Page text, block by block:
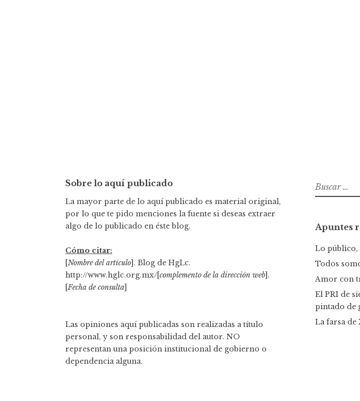
Sobre lo aquí publicado
La mayor parte de lo aquí publicado es material original,
por lo que te pido menciones la fuente si deseas extraer
algo de lo publicado en éste blog.
Cómo citar:
[Nombre del artículo]. Blog de HgLc.
http://www.hglc.org.mx/[complemento de la dirección web].
[Fecha de consulta]
Las opiniones aquí publicadas son realizadas a título
personal, y son responsabilidad del autor. NO
representan una posición institucional de gobierno o
dependencia alguna.
B
u
a
r
Apuntes
Lo
Todos
Amor con
El PRI de
pintado de
La farsa de